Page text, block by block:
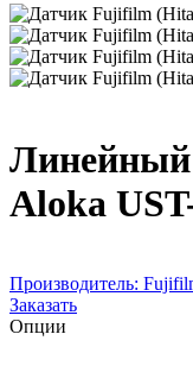
Aloka
Производитель:
Заказать
Опции